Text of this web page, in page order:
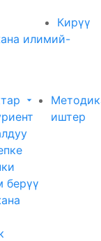
Кирүү
илимий-
берүү
иштер